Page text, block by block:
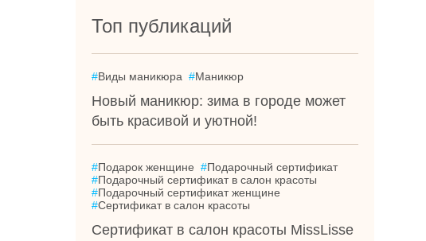
Топ публикаций
#Виды маникюра #Маникюр
Новый маникюр: зима в городе может
быть красивой и уютной!
#Подарок женщине #Подарочный сертификат
#Подарочный сертификат в салон красоты
#Подарочный сертификат женщине
#Сертификат в салон красоты
Сертификат в салон красоты MissLisse